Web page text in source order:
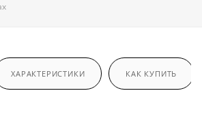
ХАРАКТЕРИСТИКИ КАК КУПИТЬ